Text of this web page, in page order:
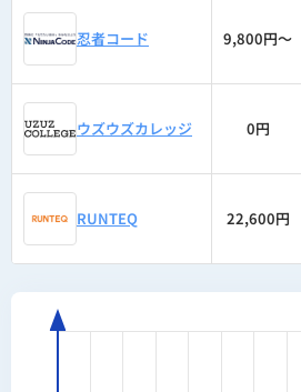
忍者コード 9,800円〜
ウズウズカレッジ 0円
RUNTEQ 22,600円